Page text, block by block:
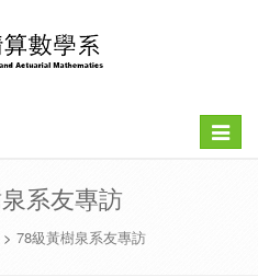
Toggle
系友專訪
> 78級黃樹泉系友專訪